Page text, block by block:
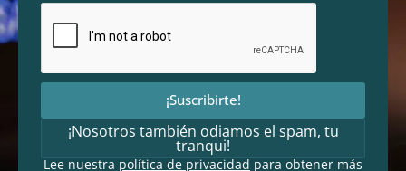
¡Suscribirte!
¡Nosotros también odiamos el spam, tu
tranqui!
Lee nuestrapolítica de privacidadpara obtener más